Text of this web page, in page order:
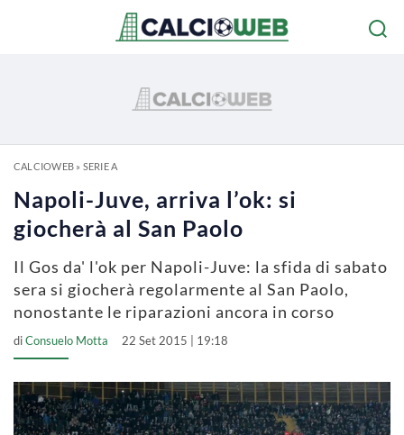
CALCIOWEB» SERIE A
Napoli-Juve, arriva l’ok: si
giocherà al San Paolo
Il Gos da' l'ok per Napoli-Juve: la sfida di sabato
sera si giocherà regolarmente al San Paolo,
nonostante le riparazioni ancora in corso
diConsuelo Motta 22 Set 2015 | 19:18